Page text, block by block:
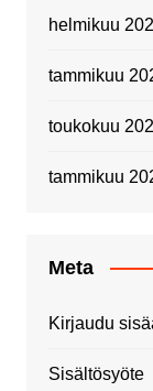
helmikuu
tammikuu
toukokuu
tammikuu
Meta
Kirjaudu
Sisältösyöte